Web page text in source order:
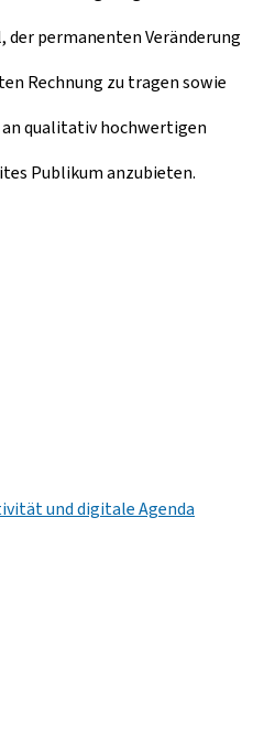
der permanenten Veränderung
Rechnung zu tragen sowie
qualitativ hochwertigen
Publikum anzubieten.
und digitale Agenda